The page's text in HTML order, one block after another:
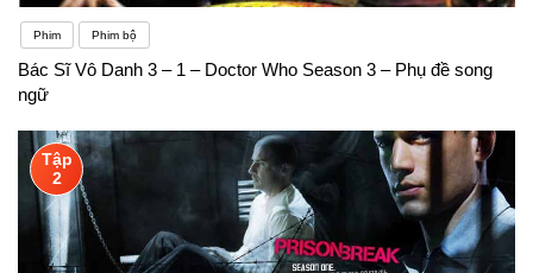
Phim Phim bộ
Bác Sĩ Vô Danh 3 – 1 – Doctor Who Season 3 – Phụ đề song
ngữ
Tập
2